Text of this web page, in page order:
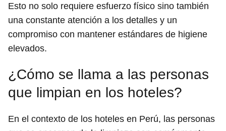
Esto no solo requiere esfuerzo físico sino también
una constante atención a los detalles y un
compromiso con mantener estándares de higiene
elevados.
¿Cómo se llama a las personas
que limpian en los hoteles?
En el contexto de los hoteles en Perú, las personas